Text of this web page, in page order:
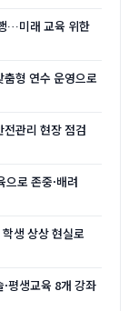
…미래 교육 위한
형 연수 운영으로
관리 현장 점검
로 존중·배려
생 상상 현실로
평생교육 8개 강좌